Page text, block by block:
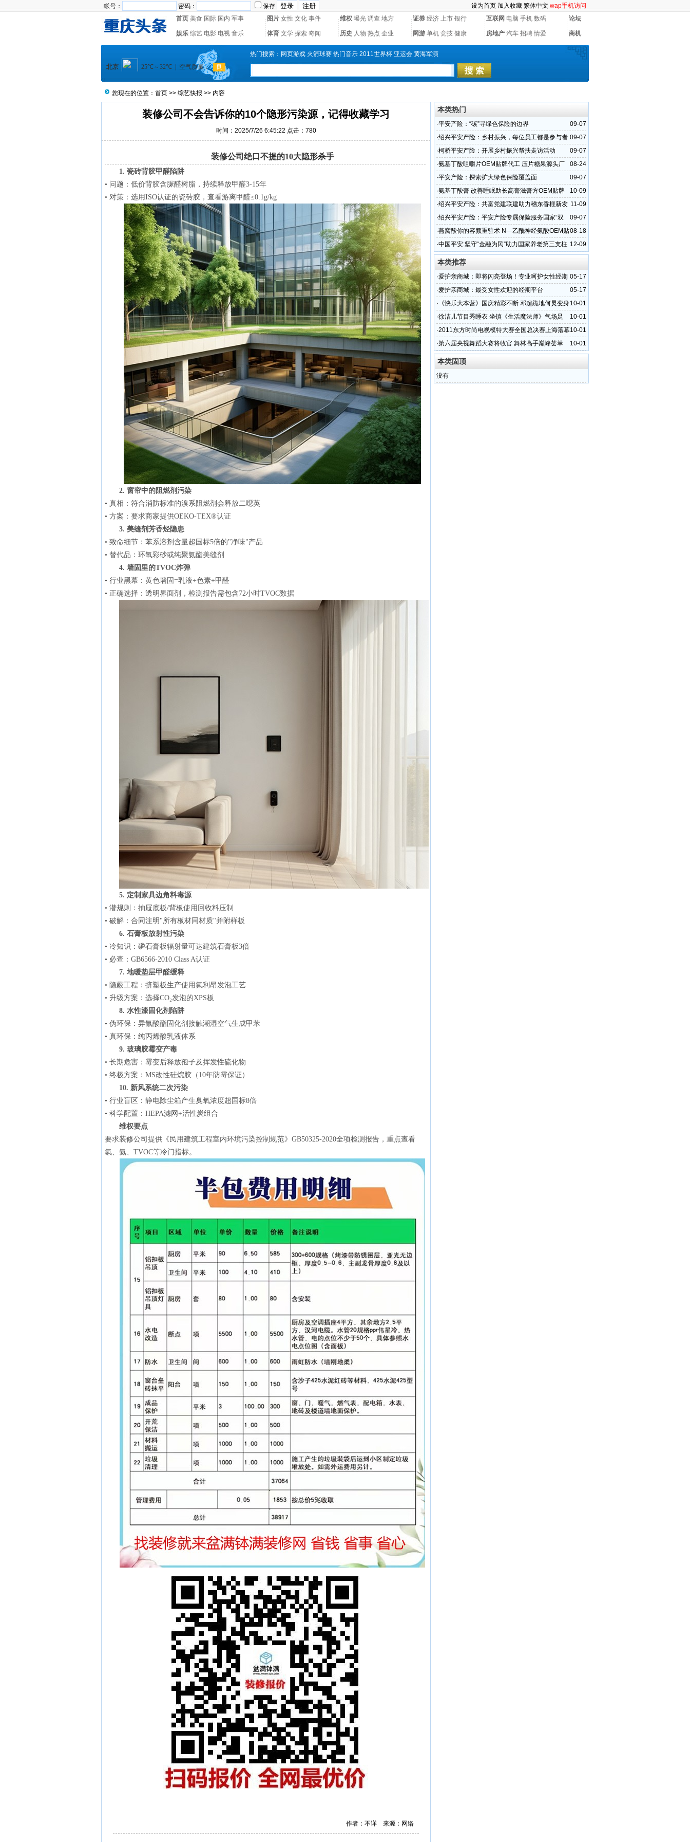
帐号： 密码： 保存 设为首页 加入收藏 繁体中文 wap手机访问
首页 美食 国际 国内 军事 图片 女性 文化 事件 维权 曝光 调查 地方 证券 经济 上市 银行 互联网 电脑 手机 数码 论坛
娱乐 综艺 电影 电视 音乐 体育 文学 探索 奇闻 历史 人物 热点 企业 网游 单机 竞技 健康 房地产 汽车 招聘 情爱 商机
热门搜索： 网页游戏 火箭球赛 热门音乐 2011世界杯 亚运会 黄海军演
您现在的位置： 首页 >> 综艺快报 >> 内容
装修公司不会告诉你的10个隐形污染源，记得收藏学习
时间：2025/7/26 6:45:22 点击：780
装修公司绝口不提的10大隐形杀手
1. 瓷砖背胶甲醛陷阱
• 问题：低价背胶含脲醛树脂，持续释放甲醛3-15年
• 对策：选用ISO认证的瓷砖胶，查看游离甲醛≤0.1g/kg
2. 窗帘中的阻燃剂污染
• 真相：符合消防标准的溴系阻燃剂会释放二噁英
• 方案：要求商家提供OEKO-TEX®认证
3. 美缝剂芳香烃隐患
• 致命细节：苯系溶剂含量超国标5倍的"净味"产品
• 替代品：环氧彩砂或纯聚氨酯美缝剂
4. 墙固里的TVOC炸弹
• 行业黑幕：黄色墙固=乳液+色素+甲醛
• 正确选择：透明界面剂，检测报告需包含72小时TVOC数据
5. 定制家具边角料毒源
• 潜规则：抽屉底板/背板使用回收料压制
• 破解：合同注明"所有板材同材质"并附样板
6. 石膏板放射性污染
• 冷知识：磷石膏板辐射量可达建筑石膏板3倍
• 必查：GB6566-2010 Class A认证
7. 地暖垫层甲醛缓释
• 隐蔽工程：挤塑板生产使用氟利昂发泡工艺
• 升级方案：选择CO₂发泡的XPS板
8. 水性漆固化剂陷阱
• 伪环保：异氰酸酯固化剂接触潮湿空气生成甲苯
• 真环保：纯丙烯酸乳液体系
9. 玻璃胶霉变产毒
• 长期危害：霉变后释放孢子及挥发性硫化物
• 终极方案：MS改性硅烷胶（10年防霉保证）
10. 新风系统二次污染
• 行业盲区：静电除尘箱产生臭氧浓度超国标8倍
• 科学配置：HEPA滤网+活性炭组合
维权要点
要求装修公司提供《民用建筑工程室内环境污染控制规范》GB50325-2020全项检测报告，重点查看
氡、氨、TVOC等冷门指标。
作者：不详 来源：网络
本类热门
09-07
·平安产险：“碳”寻绿色保险的边界
09-07
·绍兴平安产险：乡村振兴，每位员工都是参与者
09-07
·柯桥平安产险：开展乡村振兴帮扶走访活动
08-24
·氨基丁酸咀嚼片OEM贴牌代工 压片糖果源头厂
家 免费拿样
09-07
·平安产险：探索扩大绿色保险覆盖面
10-09
·氨基丁酸膏 改善睡眠助长高膏滋膏方OEM贴牌
厂家专业服务商
11-09
·绍兴平安产险：共富党建联建助力稽东香榧新发
展
09-07
·绍兴平安产险：平安产险专属保险服务国家“双
碳”战略，护航绿色储能产业创新发展
08-18
·燕窝酸你的容颜重驻术 N—乙酰神经氨酸OEM贴
牌服务商
12-09
·中国平安:坚守“金融为民”助力国家养老第三支柱
建设
本类推荐
05-17
·爱护亲商城：即将闪亮登场！专业呵护女性经期
健康
05-17
·爱护亲商城：最受女性欢迎的经期平台
10-01
· 《快乐大本营》国庆精彩不断 邓超跪地何炅变身
10-01
·徐洁儿节目秀睡衣 坐镇《生活魔法师》气场足
10-01
·2011东方时尚电视模特大赛全国总决赛上海落幕
10-01
·第六届央视舞蹈大赛将收官 舞林高手巅峰荟萃
本类固顶
没有